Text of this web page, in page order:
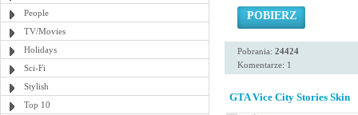
People
TV/Movies
Holidays
Sci-Fi
Stylish
Top 10
POBIERZ
Pobrania: 24424
Komentarze: 1
GTA Vice City Stories Skin